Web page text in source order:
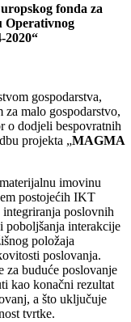
fonda za
Operativnog
2020“
gospodarstva,
malo gospodarstvo,
o dodjeli bespovratnih
projekta „MAGMA
imovinu
postojećih IKT
poslovnih
poboljšanja interakcije
položaja
poslovanja.
za buduće poslovanje
kao konačni rezultat
a što uključuje
tvrtke.